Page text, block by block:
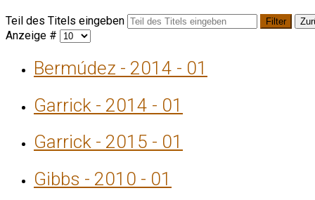
Teil des Titels eingeben Filter
Anzeige #
Bermúdez - 2014 - 01
Garrick - 2014 - 01
Garrick - 2015 - 01
Gibbs - 2010 - 01